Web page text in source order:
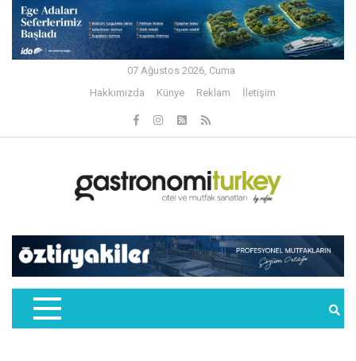
07 Ağustos 2026, Cuma
Hakkımızda
Künye Reklam İletişim